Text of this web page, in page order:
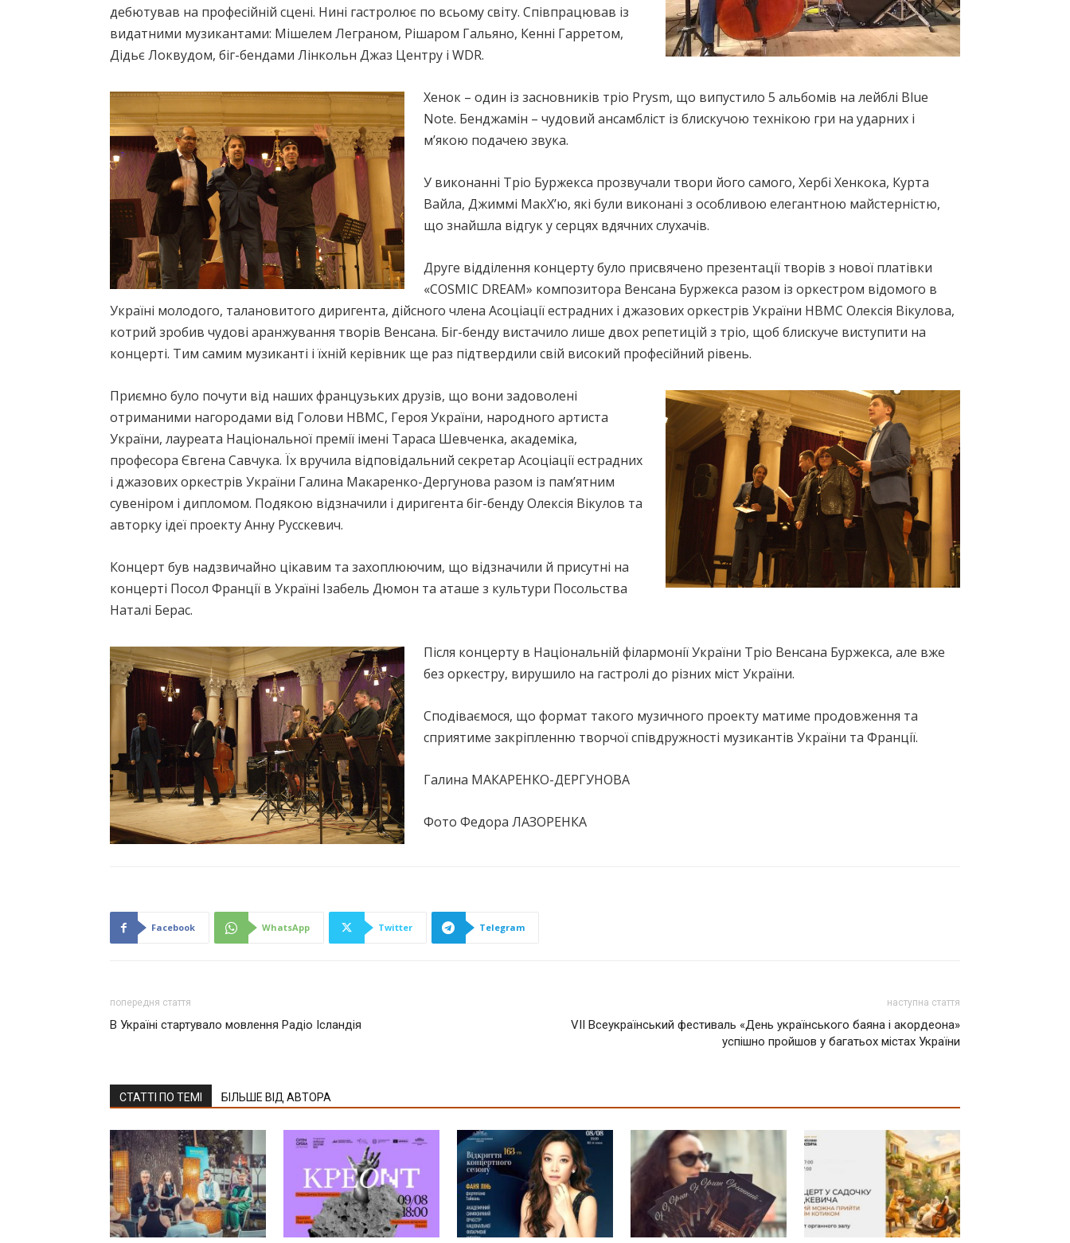
дебютував на професійній сцені. Нині гастролює по всьому світу. Співпрацював із
видатними музикантами: Мішелем Леграном, Рішаром Гальяно, Кенні Гарретом,
Дідьє Локвудом, біг-бендами Лінкольн Джаз Центру і WDR.
Хенок – один із засновників тріо Prysm, що випустило 5 альбомів на лейблі Blue
Note. Бенджамін – чудовий ансамбліст із блискучою технікою гри на ударних і
м’якою подачею звука.
У виконанні Тріо Буржекса прозвучали твори його самого, Хербі Хенкока, Курта
Вайла, Джиммі МакХ’ю, які були виконані з особливою елегантною майстерністю,
що знайшла відгук у серцях вдячних слухачів.
Друге відділення концерту було присвячено презентації творів з нової платівки
«COSMIC DREAM» композитора Венсана Буржекса разом із оркестром відомого в
Україні молодого, талановитого диригента, дійсного члена Асоціації естрадних і джазових оркестрів України НВМС Олексія Вікулова,
котрий зробив чудові аранжування творів Венсана. Біг-бенду вистачило лише двох репетицій з тріо, щоб блискуче виступити на
концерті. Тим самим музиканті і їхній керівник ще раз підтвердили свій високий професійний рівень.
Приємно було почути від наших французьких друзів, що вони задоволені
отриманими нагородами від Голови НВМС, Героя України, народного артиста
України, лауреата Національної премії імені Тараса Шевченка, академіка,
професора Євгена Савчука. Їх вручила відповідальний секретар Асоціації естрадних
і джазових оркестрів України Галина Макаренко-Дергунова разом із пам’ятним
сувеніром і дипломом. Подякою відзначили і диригента біг-бенду Олексія Вікулов та
авторку ідеї проекту Анну Русскевич.
Концерт був надзвичайно цікавим та захоплюючим, що відзначили й присутні на
концерті Посол Франції в Україні Ізабель Дюмон та аташе з культури Посольства
Наталі Берас.
Після концерту в Національній філармонії України Тріо Венсана Буржекса, але вже
без оркестру, вирушило на гастролі до різних міст України.
Сподіваємося, що формат такого музичного проекту матиме продовження та
сприятиме закріпленню творчої співдружності музикантів України та Франції.
Галина МАКАРЕНКО-ДЕРГУНОВА
Фото Федора ЛАЗОРЕНКА
Facebook WhatsApp Twitter Telegram
попередня стаття
В Україні стартувало мовлення Радіо Ісландія
наступна стаття
VII Всеукраїнський фестиваль «День українського баяна і акордеона»
успішно пройшов у багатьох містах України
СТАТТІ ПО ТЕМІ БІЛЬШЕ ВІД АВТОРА